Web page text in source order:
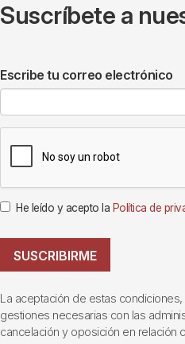
Suscríbete a
Escribe tu correo electrónico
He leído y acepto la Política de
SUSCRIBIRME
La aceptación de estas
gestiones necesarias con las
cancelación y oposición en relación